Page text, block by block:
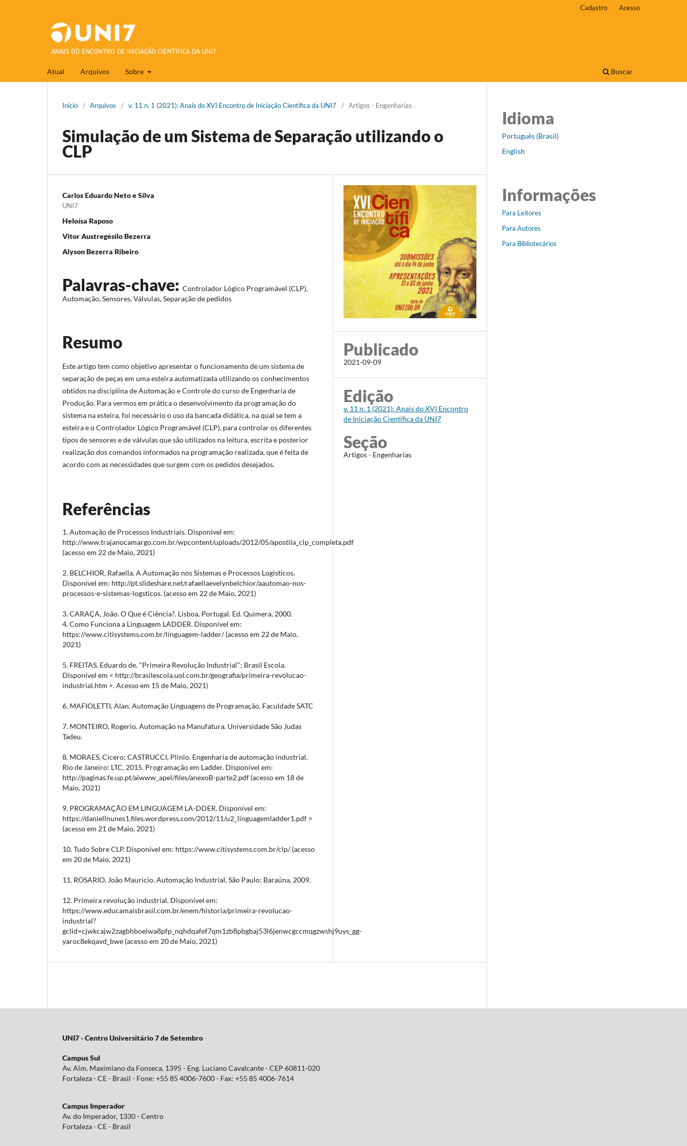
Atual Arquivos Sobre Buscar
Cadastro Acesso
Início / Arquivos / v. 11 n. 1 (2021): Anais do XVI Encontro de Iniciação Científica da UNI7 / Artigos - Engenharias
Simulação de um Sistema de Separação utilizando o
CLP
Carlos Eduardo Neto e Silva
UNI7
Heloísa Raposo
Vitor Austregésilo Bezerra
Alyson Bezerra Ribeiro
Palavras-chave: Controlador Lógico Programável (CLP),
Automação, Sensores, Válvulas, Separação de pedidos
Resumo
Este artigo tem como objetivo apresentar o funcionamento de um sistema de
separação de peças em uma esteira automatizada utilizando os conhecimentos
obtidos na disciplina de Automação e Controle do curso de Engenharia de
Produção. Para vermos em prática o desenvolvimento da programação do
sistema na esteira, foi necessário o uso da bancada didática, na qual se tem a
esteira e o Controlador Lógico Programável (CLP), para controlar os diferentes
tipos de sensores e de válvulas que são utilizados na leitura, escrita e posterior
realização dos comandos informados na programação realizada, que é feita de
acordo com as necessidades que surgem com os pedidos desejados.
Referências
1. Automação de Processos Industriais. Disponível em:
http://www.trajanocamargo.com.br/wpcontent/uploads/2012/05/apostila_clp_completa.pdf
(acesso em 22 de Maio, 2021)
2. BELCHIOR, Rafaella. A Automação nos Sistemas e Processos Logísticos.
Disponível em: http://pt.slideshare.net/rafaellaevelynbelchior/aautomao-nos-
processos-e-sistemas-logsticos. (acesso em 22 de Maio, 2021)
3. CARAÇA, João. O Que é Ciência?. Lisboa, Portugal. Ed. Quimera, 2000.
4. Como Funciona a Linguagem LADDER. Disponível em:
https://www.citisystems.com.br/linguagem-ladder/ (acesso em 22 de Maio,
2021)
5. FREITAS, Eduardo de. "Primeira Revolução Industrial"; Brasil Escola.
Disponível em < http://brasilescola.uol.com.br/geografia/primeira-revolucao-
industrial.htm >. Acesso em 15 de Maio, 2021)
6. MAFIOLETTI, Alan. Automação Linguagens de Programação. Faculdade SATC
7. MONTEIRO, Rogerio. Automação na Manufatura. Universidade São Judas
Tadeu.
8. MORAES, Cícero; CASTRUCCI, Plínio. Engenharia de automação industrial.
Rio de Janeiro: LTC, 2015. Programação em Ladder. Disponível em:
http://paginas.fe.up.pt/aiwww_apel/files/anexoB-parte2.pdf (acesso em 18 de
Maio, 2021)
9. PROGRAMAÇÃO EM LINGUAGEM LA-DDER. Disponível em:
https://daniellnunes1.files.wordpress.com/2012/11/u2_linguagemladder1.pdf >
(acesso em 21 de Maio, 2021)
10. Tudo Sobre CLP. Disponível em: https://www.citisystems.com.br/clp/ (acesso
em 20 de Maio, 2021)
11. ROSARIO, João Mauricio. Automação Industrial. São Paulo: Baraúna, 2009.
12. Primeira revolução industrial. Disponível em:
https://www.educamaisbrasil.com.br/enem/historia/primeira-revolucao-
industrial?
gclid=cjwkcajw2zagbhboeiwa8pfp_nqhdqafef7qm1zb8pbgbaj53l6jenwcgccmqgzwshj9uys_gg-
yaroc8ekqavd_bwe (acesso em 20 de Maio, 2021)
Publicado
2021-09-09
Edição
v. 11 n. 1 (2021): Anais do XVI Encontro
de Iniciação Científica da UNI7
Seção
Artigos - Engenharias
Idioma
Português (Brasil)
English
Informações
Para Leitores
Para Autores
Para Bibliotecários
UNI7 - Centro Universitário 7 de Setembro
Campus Sul
Av. Alm. Maximiano da Fonseca, 1395 - Eng. Luciano Cavalcante - CEP 60811-020
Fortaleza - CE - Brasil - Fone: +55 85 4006-7600 - Fax: +55 85 4006-7614
Campus Imperador
Av. do Imperador, 1330 - Centro
Fortaleza - CE - Brasil